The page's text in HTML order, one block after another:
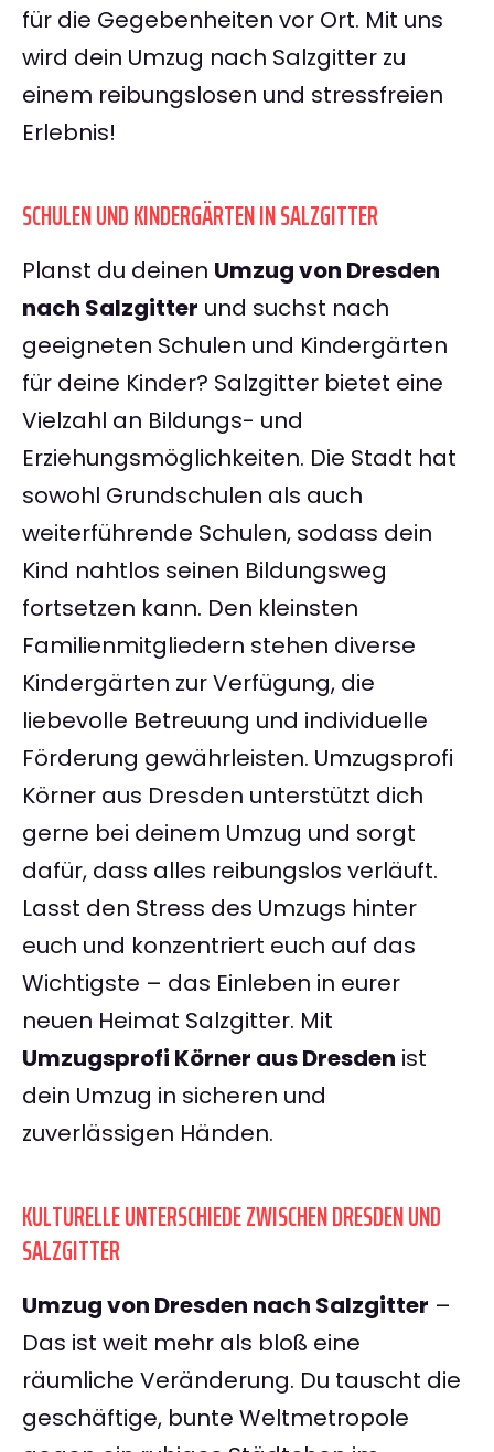
für die Gegebenheiten vor Ort. Mit uns
wird dein Umzug nach Salzgitter zu
einem reibungslosen und stressfreien
Erlebnis!
SCHULEN UND KINDERGÄRTEN IN SALZGITTER
Planst du deinen Umzug von Dresden
nach Salzgitter und suchst nach
geeigneten Schulen und Kindergärten
für deine Kinder? Salzgitter bietet eine
Vielzahl an Bildungs- und
Erziehungsmöglichkeiten. Die Stadt hat
sowohl Grundschulen als auch
weiterführende Schulen, sodass dein
Kind nahtlos seinen Bildungsweg
fortsetzen kann. Den kleinsten
Familienmitgliedern stehen diverse
Kindergärten zur Verfügung, die
liebevolle Betreuung und individuelle
Förderung gewährleisten. Umzugsprofi
Körner aus Dresden unterstützt dich
gerne bei deinem Umzug und sorgt
dafür, dass alles reibungslos verläuft.
Lasst den Stress des Umzugs hinter
euch und konzentriert euch auf das
Wichtigste – das Einleben in eurer
neuen Heimat Salzgitter. Mit
Umzugsprofi Körner aus Dresden ist
dein Umzug in sicheren und
zuverlässigen Händen.
KULTURELLE UNTERSCHIEDE ZWISCHEN DRESDEN UND
SALZGITTER
Umzug von Dresden nach Salzgitter –
Das ist weit mehr als bloß eine
räumliche Veränderung. Du tauscht die
geschäftige, bunte Weltmetropole